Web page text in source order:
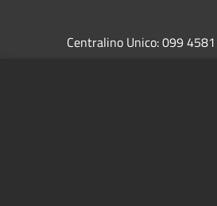
Centralino Unico: 099